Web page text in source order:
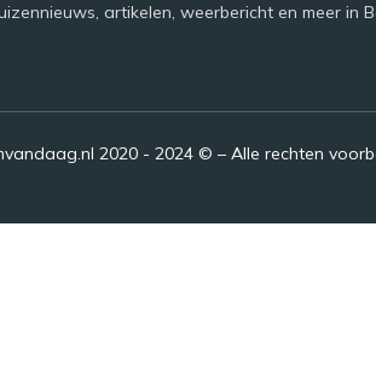
artikelen, weerbericht en meer in
2020 - 2024 © – Alle rechten